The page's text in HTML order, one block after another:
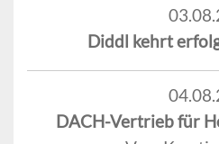
Diddl kehrt
DACH-Vertrieb für